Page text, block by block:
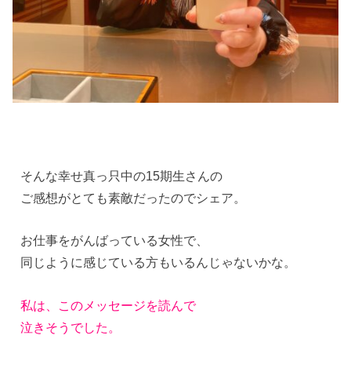
そんな幸せ真っ只中の15期生さんの
ご感想がとても素敵だったのでシェア。
お仕事をがんばっている女性で、
同じように感じている方もいるんじゃないかな。
私は、このメッセージを読んで
泣きそうでした。